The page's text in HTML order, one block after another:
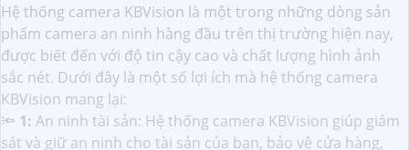
Hệ thống camera KBVision là một trong những dòng sản
phẩm camera an ninh hàng đầu trên thị trường hiện nay,
được biết đến với độ tin cậy cao và chất lượng hình ảnh
sắc nét. Dưới đây là một số lợi ích mà hệ thống camera
KBVision mang lại:
🔦 1: An ninh tài sản: Hệ thống camera KBVision giúp giám
sát và giữ an ninh cho tài sản của bạn, bảo vệ cửa hàng,